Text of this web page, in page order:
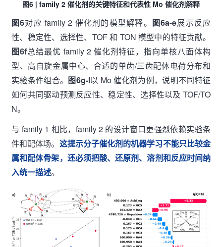
图6 | family 2 催化剂的关键特征和代表性 Mo 催化剂解释
图6对应 family 2 催化剂的模型解释。 图6a-e展示反应
性、稳定性、选择性、TOF 和 TON 模型中的特征贡献。
图6f总结最优 family 2 催化剂特征，指向单核八面体构
型、高自旋金属中心、合适的单齿/三齿配体电荷分布和
实验条件组合。 图6g-l以 Mo 催化剂为例，说明不同特征
如何共同驱动预测反应性、稳定性、选择性以及 TOF/TO
N。
与 family 1 相比，family 2 的设计窗口更强烈依赖实验条
件和配体场。 这提示分子催化剂的机器学习不能只比较金
属和配体骨架，还必须把酸、还原剂、溶剂和反应时间纳
入统一描述。